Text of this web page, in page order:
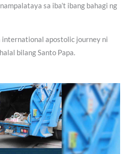
sa iba’t ibang bahagi ng
international apostolic journey ni
bilang Santo Papa.